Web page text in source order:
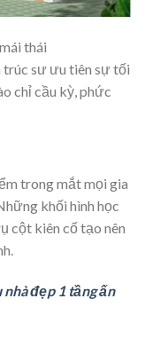
thái
trúc sư ưu tiên sự tối
chỉ cầu kỳ, phức
trong mắt mọi gia
khối hình học
cột kiên cố tạo nên
đẹp 1 tầng ấn